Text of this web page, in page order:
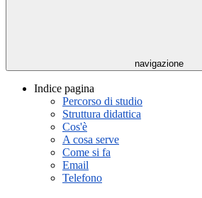
navigazione
Indice pagina
Percorso di studio
Struttura didattica
Cos'è
A cosa serve
Come si fa
Email
Telefono